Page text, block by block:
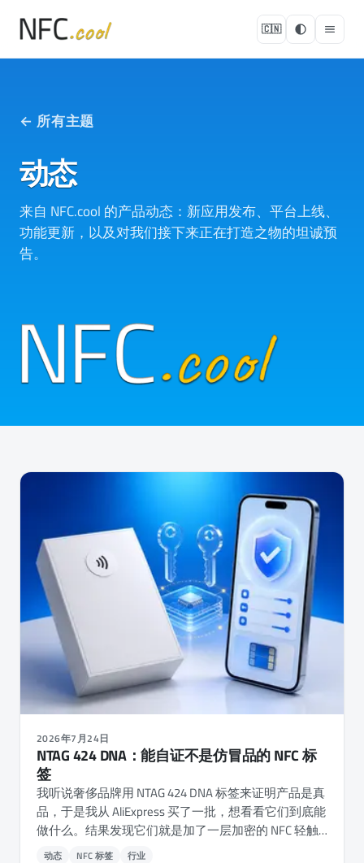
🇨🇳
← 所有主题
动态
来自 NFC.cool 的产品动态：新应用发布、平台上线、
功能更新，以及对我们接下来正在打造之物的坦诚预
告。
2026年7月24日
NTAG 424 DNA：能自证不是仿冒品的 NFC 标
签
我听说奢侈品牌用 NTAG 424 DNA 标签来证明产品是真
品，于是我从 AliExpress 买了一批，想看看它们到底能
做什么。结果发现它们就是加了一层加密的 NFC 轻触
计数器，而 NFC.cool Tools 现在已经能在 iPhone 和
动态 NFC 标签 行业